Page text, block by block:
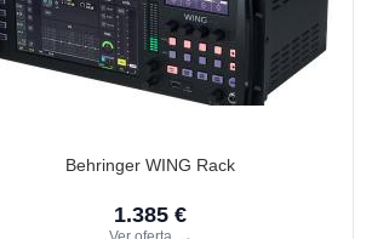
Behringer WING Rack
1.385 €